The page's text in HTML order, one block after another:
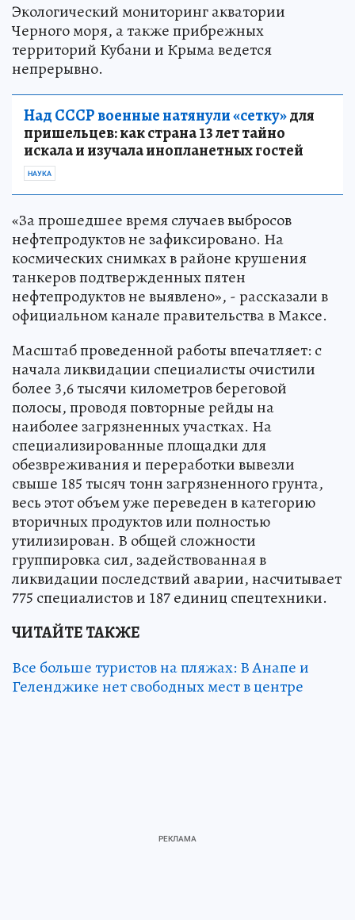
Экологический мониторинг акватории
Черного моря, а также прибрежных
территорий Кубани и Крыма ведется
непрерывно.
Над СССР военные натянули «сетку»для
пришельцев: как страна 13 лет тайно
искала и изучала инопланетных гостей
НАУКА
«За прошедшее время случаев выбросов
нефтепродуктов не зафиксировано. На
космических снимках в районе крушения
танкеров подтвержденных пятен
нефтепродуктов не выявлено», - рассказали в
официальном канале правительства в Максе.
Масштаб проведенной работы впечатляет: с
начала ликвидации специалисты очистили
более 3,6 тысячи километров береговой
полосы, проводя повторные рейды на
наиболее загрязненных участках. На
специализированные площадки для
обезвреживания и переработки вывезли
свыше 185 тысяч тонн загрязненного грунта,
весь этот объем уже переведен в категорию
вторичных продуктов или полностью
утилизирован. В общей сложности
группировка сил, задействованная в
ликвидации последствий аварии, насчитывает
775 специалистов и 187 единиц спецтехники.
ЧИТАЙТЕ ТАКЖЕ
Все больше туристов на пляжах: В Анапе и
Геленджике нет свободных мест в центре